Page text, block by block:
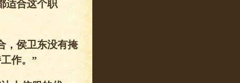
适合这个职
，侯卫东没有掩
作。”